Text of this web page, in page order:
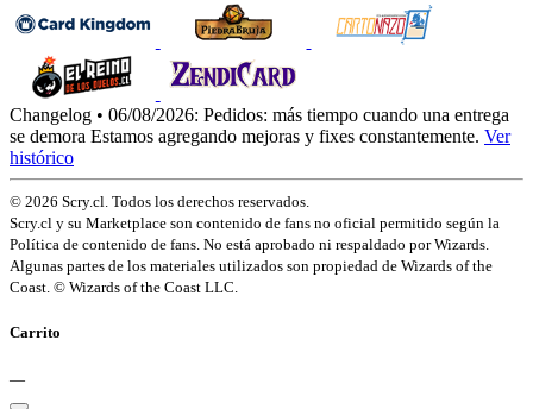
Changelog • 06/08/2026: Pedidos: más tiempo cuando una entrega
se demora Estamos agregando mejoras y fixes constantemente. Ver
histórico
© 2026 Scry.cl. Todos los derechos reservados.
Scry.cl y su Marketplace son contenido de fans no oficial permitido según la
Política de contenido de fans. No está aprobado ni respaldado por Wizards.
Algunas partes de los materiales utilizados son propiedad de Wizards of the
Coast. © Wizards of the Coast LLC.
Carrito
—